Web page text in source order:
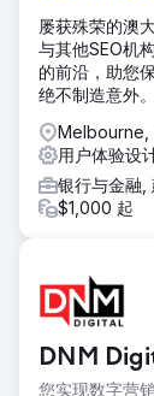
屡获殊荣的澳
与其他SEO机
的前沿，助您
绝不制造意外。
Melbourne,
用户体验设
银行与金融,
$1,000 起
DNM
您实现数字营